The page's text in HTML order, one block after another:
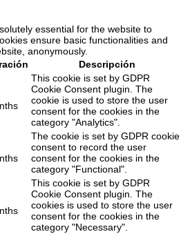
essential for the website to
ensure basic functionalities and
anonymously.
Descripción
This cookie is set by GDPR
Cookie Consent plugin. The
cookie is used to store the user
consent for the cookies in the
category "Analytics".
The cookie is set by GDPR cookie
consent to record the user
consent for the cookies in the
category "Functional".
This cookie is set by GDPR
Cookie Consent plugin. The
cookies is used to store the user
consent for the cookies in the
category "Necessary".